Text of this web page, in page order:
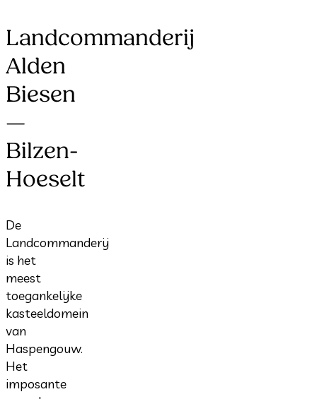
Landcommanderij
Alden
Biesen
—
Bilzen-
Hoeselt
De
Landcommanderij
is het
meest
toegankelijke
kasteeldomein
van
Haspengouw.
Het
imposante